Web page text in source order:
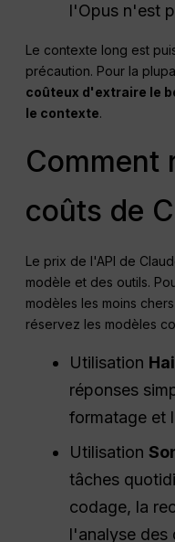
l'Opus n'est
Le contexte long est
précaution. Pour la
coûteux d'extraire le
le contexte.
Comment
coûts de
Le prix de l'API de
modèle et des outils.
modèles les moins
réservez les modèles
Utilisation
réponses
formatage et
Utilisation
tâches
codage, la
l'analyse des